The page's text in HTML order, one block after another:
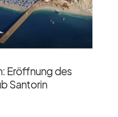
Eröffnung des
Santorin